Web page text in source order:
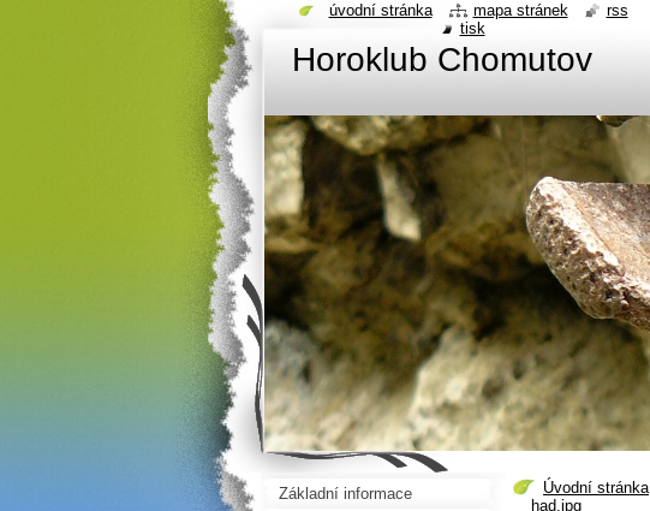
Horoklub Chomutov
Úvodní stránka
had.jpg
Základní informace
úvodní stránka mapa stránek
rss
tisk